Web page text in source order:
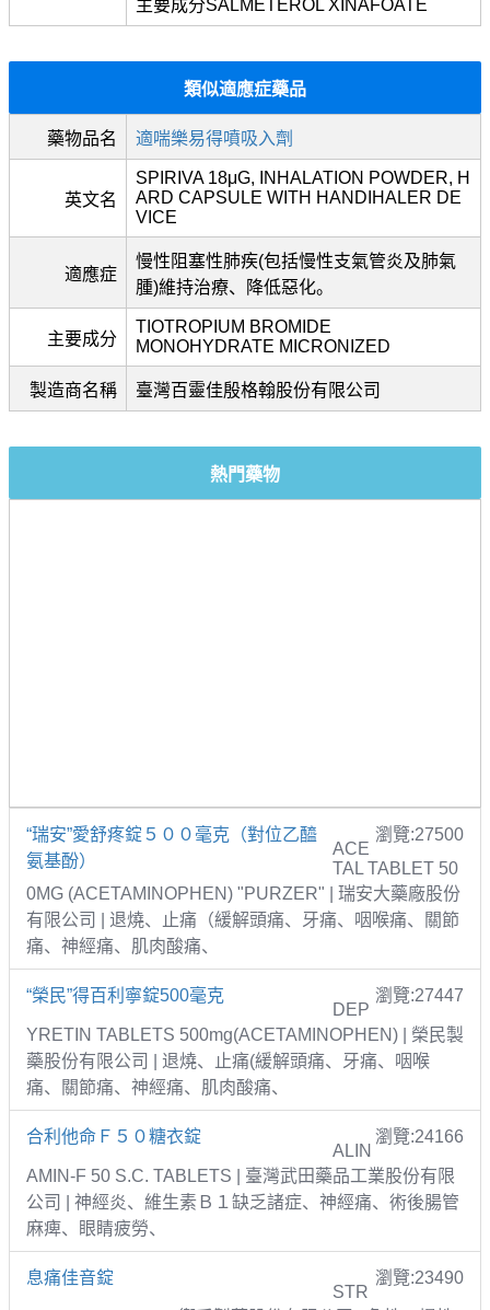
主要成分SALMETEROL XINAFOATE
類似適應症藥品
藥物品名 適喘樂易得噴吸入劑
英文名
SPIRIVA 18μG, INHALATION POWDER, H
ARD CAPSULE WITH HANDIHALER DE
VICE
適應症
慢性阻塞性肺疾(包括慢性支氣管炎及肺氣
腫)維持治療、降低惡化。
主要成分
TIOTROPIUM BROMIDE
MONOHYDRATE MICRONIZED
製造商名稱 臺灣百靈佳殷格翰股份有限公司
熱門藥物
“瑞安”愛舒疼錠５００毫克（對位乙醯
氨基酚）
瀏覽:27500
ACE
TAL TABLET 50
0MG (ACETAMINOPHEN) "PURZER" | 瑞安大藥廠股份
有限公司 | 退燒、止痛（緩解頭痛、牙痛、咽喉痛、關節
痛、神經痛、肌肉酸痛、
“榮民”得百利寧錠500毫克 瀏覽:27447
DEP
YRETIN TABLETS 500mg(ACETAMINOPHEN) | 榮民製
藥股份有限公司 | 退燒、止痛(緩解頭痛、牙痛、咽喉
痛、關節痛、神經痛、肌肉酸痛、
合利他命Ｆ５０糖衣錠 瀏覽:24166
ALIN
AMIN-F 50 S.C. TABLETS | 臺灣武田藥品工業股份有限
公司 | 神經炎、維生素Ｂ１缺乏諸症、神經痛、術後腸管
麻痺、眼睛疲勞、
息痛佳音錠 瀏覽:23490
STR